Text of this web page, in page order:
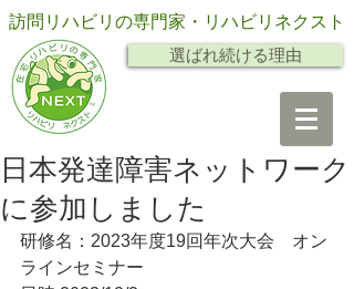
選ばれ続ける理由
訪問リハビリの専門家・リハビリネクスト
日本発達障害ネットワーク
に参加しました
研修名：2023年度19回年次大会　オン
ラインセミナー